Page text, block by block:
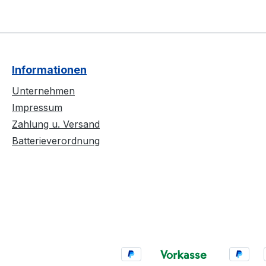
Informationen
Unternehmen
Impressum
Zahlung u. Versand
Batterieverordnung